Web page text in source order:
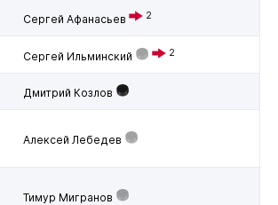
Сергей Афанасьев 2
Сергей Ильминский 2
Дмитрий Козлов
Алексей Лебедев
Тимур Мигранов